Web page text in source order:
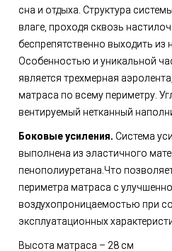
сна и отдыха. Структура
влаге, проходя сквозь
беспрепятственно выходить из
Особенностью и уникальной
является трехмерная
матраса по всему периметру.
вентируемый нетканный
Боковые усиления. Система
выполнена из эластичного
пенополиуретана.Что
периметра матраса с
воздухопроницаемостью при
эксплуатационных
Высота матраса – 28 см